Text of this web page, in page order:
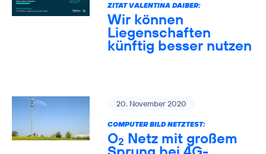
ZITAT VALENTINA DAIBER:
Wir können
Liegenschaften
künftig besser nutzen
20. November 2020
COMPUTER BILD NETZTEST:
O2 Netz mit großem